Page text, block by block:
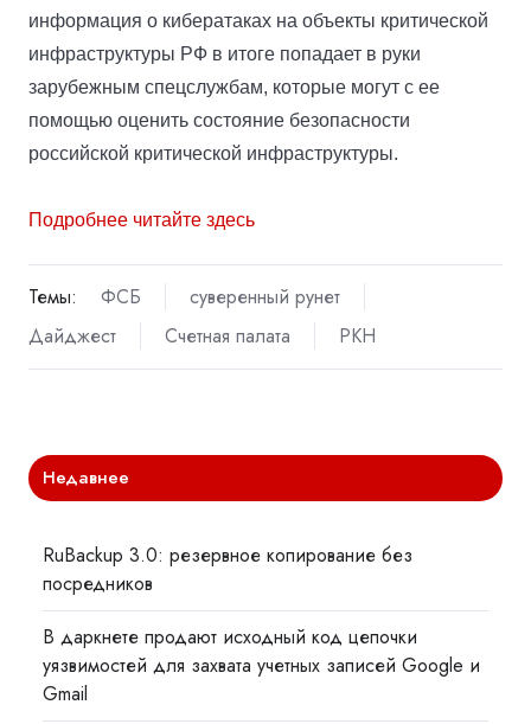
информация о кибератаках на объекты критической
инфраструктуры РФ в итоге попадает в руки
зарубежным спецслужбам, которые могут с ее
помощью оценить состояние безопасности
российской критической инфраструктуры.
Подробнее читайте здесь
Темы: ФСБ
суверенный рунет
Дайджест
Счетная палата РКН
Недавнее
RuBackup 3.0: резервное копирование без
посредников
В даркнете продают исходный код цепочки
уязвимостей для захвата учетных записей Google и
Gmail